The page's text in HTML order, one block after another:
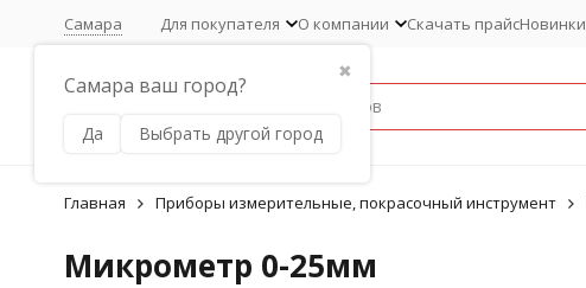
Самара
✖
Самара ваш город?
Да Выбрать другой город
Для покупателя О компании Скачать прайсНовинки
Главная Приборы измерительные, покрасочный инструмент
Микрометр 0-25мм